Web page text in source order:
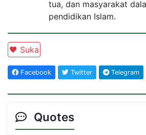
tua, dan masyarakat
pendidikan Islam.
Suka
Facebook Twitter Telegram
Quotes